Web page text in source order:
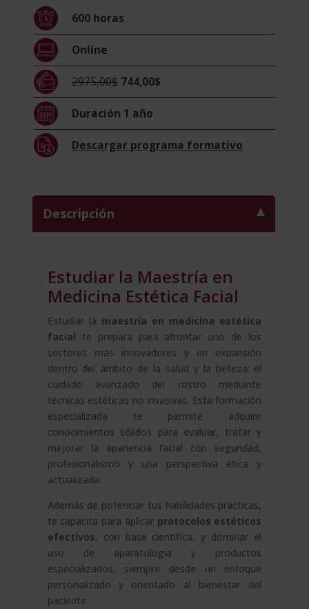
Facial
600 horas
Online
2975,00$ 744,00$
Duración 1 año
Descargar programa formativo
Descripción
Estudiar la Maestría en
Medicina Estética Facial
Estudiar la maestría en medicina estética
facial te prepara para afrontar uno de los
sectores más innovadores y en expansión
dentro del ámbito de la salud y la belleza: el
cuidado avanzado del rostro mediante
técnicas estéticas no invasivas. Esta formación
especializada te permite adquirir
conocimientos sólidos para evaluar, tratar y
mejorar la apariencia facial con seguridad,
profesionalismo y una perspectiva ética y
actualizada.
Además de potenciar tus habilidades prácticas,
te capacita para aplicar protocolos estéticos
efectivos, con base científica, y dominar el
uso de aparatología y productos
especializados, siempre desde un enfoque
personalizado y orientado al bienestar del
paciente.